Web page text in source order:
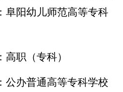
阜阳幼儿师范高等专科
职（专科）
公办普通高等专科学校